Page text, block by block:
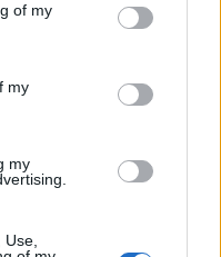
of my
my
my
Η
για